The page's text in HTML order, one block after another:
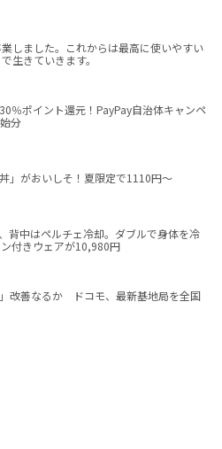
しました。これからは最高に使いやすい
生きていきます。
％ポイント還元！PayPay自治体キャンペ
分
丼」がおいしそ！夏限定で1110円～
背中はペルチェ冷却。ダブルで身体を冷
付きウェアが10,980円
」改善なるか ドコモ、最新基地局を全国